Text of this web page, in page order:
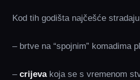
Kod tih godišta najčešće
– brtve na “spojnim” komadima
– crijevakoja se s vremenom